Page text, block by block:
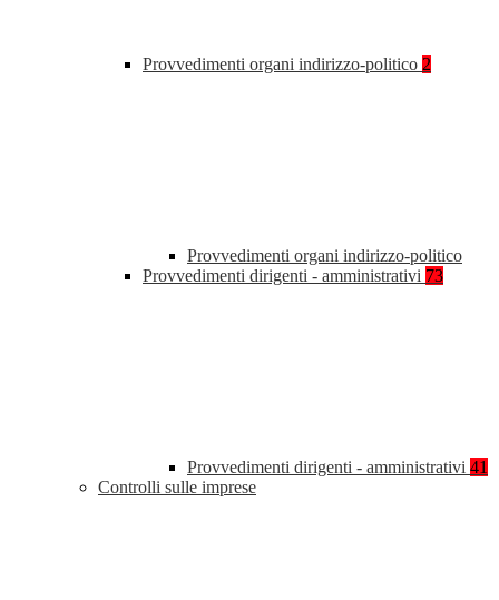
Provvedimenti organi indirizzo-politico 2
Provvedimenti organi indirizzo-politico
Provvedimenti dirigenti - amministrativi 73
Provvedimenti dirigenti - amministrativi 41
Controlli sulle imprese